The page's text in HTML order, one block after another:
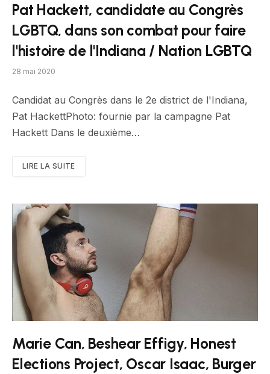
Pat Hackett, candidate au Congrès
LGBTQ, dans son combat pour faire
l'histoire de l'Indiana / Nation LGBTQ
28 mai 2020
Candidat au Congrès dans le 2e district de l'Indiana,
Pat HackettPhoto: fournie par la campagne Pat
Hackett Dans le deuxième…
LIRE LA SUITE
Marie Can, Beshear Effigy, Honest
Elections Project, Oscar Isaac, Burger